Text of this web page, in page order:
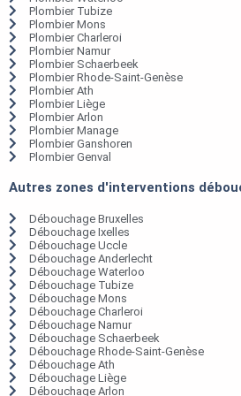
Plombier Tubize
Plombier Mons
Plombier Charleroi
Plombier Namur
Plombier Schaerbeek
Plombier Rhode-Saint-Genèse
Plombier Ath
Plombier Liège
Plombier Arlon
Plombier Manage
Plombier Ganshoren
Plombier Genval
Autres zones d'interventions
Débouchage Bruxelles
Débouchage Ixelles
Débouchage Uccle
Débouchage Anderlecht
Débouchage Waterloo
Débouchage Tubize
Débouchage Mons
Débouchage Charleroi
Débouchage Namur
Débouchage Schaerbeek
Débouchage Rhode-Saint-Genèse
Débouchage Ath
Débouchage Liège
Débouchage Arlon